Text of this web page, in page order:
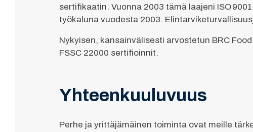
sertifikaatin. Vuonna 2003 tämä laajeni ISO
työkaluna vuodesta 2003.
Nykyisen, kansainvälisesti arvostetun BRC
FSSC 22000 sertifioinnit.
Yhteenkuuluvuus
Perhe ja yrittäjämäinen toiminta ovat meille